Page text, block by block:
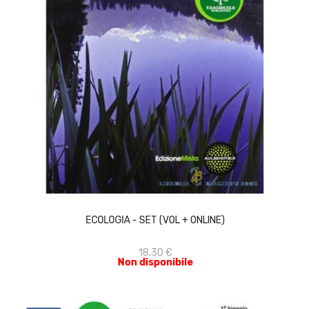
ECOLOGIA - SET (VOL + ONLINE)
18,30 €
Non disponibile
ACQUISTA